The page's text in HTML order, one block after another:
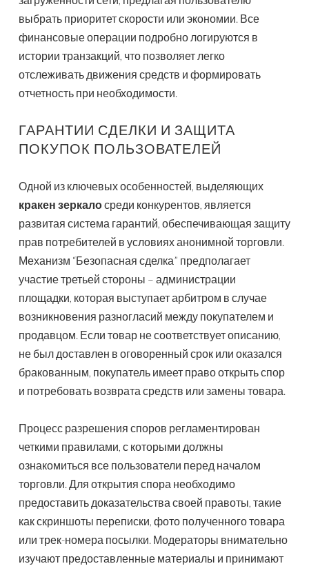
выбрать приоритет скорости или экономии. Все
финансовые операции подробно логируются в
истории транзакций, что позволяет легко
отслеживать движения средств и формировать
отчетность при необходимости.
ГАРАНТИИ СДЕЛКИ И ЗАЩИТА
ПОКУПОК ПОЛЬЗОВАТЕЛЕЙ
Одной из ключевых особенностей, выделяющих
кракен зеркалосреди конкурентов, является
развитая система гарантий, обеспечивающая защиту
прав потребителей в условиях анонимной торговли.
Механизм “Безопасная сделка” предполагает
участие третьей стороны – администрации
площадки, которая выступает арбитром в случае
возникновения разногласий между покупателем и
продавцом. Если товар не соответствует описанию,
не был доставлен в оговоренный срок или оказался
бракованным, покупатель имеет право открыть спор
и потребовать возврата средств или замены товара.
Процесс разрешения споров регламентирован
четкими правилами, с которыми должны
ознакомиться все пользователи перед началом
торговли. Для открытия спора необходимо
предоставить доказательства своей правоты, такие
как скриншоты переписки, фото полученного товара
или трек-номера посылки. Модераторы внимательно
изучают предоставленные материалы и принимают